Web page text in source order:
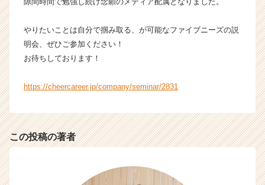
ア
h
e
e
a
e
やりたいことは自分で掴み取る、が可能なファイブニーズの説
明会、ぜひご参加ください！
お待ちしております！
https://cheercareer.jp/company/seminar/2831
この投稿の著者